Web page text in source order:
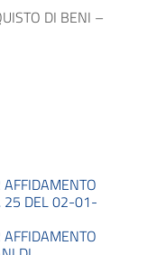
DI BENI –
25 DEL 02-01-